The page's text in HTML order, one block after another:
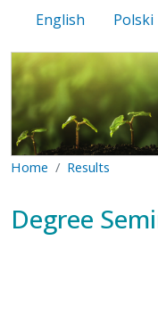
English Polski
Home Results
Degree